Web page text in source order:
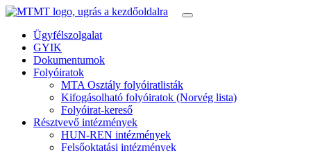
Ügyfélszolgalat
GYIK
Dokumentumok
Folyóiratok
MTA Osztály folyóiratlisták
Kifogásolható folyóiratok (Norvég lista)
Folyóirat-kereső
Résztvevő intézmények
HUN-REN intézmények
Felsőoktatási intézmények